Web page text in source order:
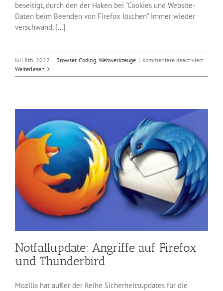
beseitigt, durch den der Haken bei "Cookies und Website-
Daten beim Beenden von Firefox löschen" immer wieder
verschwand, [...]
Juli 8th, 2022 | Browser, Coding, Webwerkzeuge | Kommentare deaktiviertfür
und
Weiterlesen
Notfallupdate: Angriffe auf Firefox
und Thunderbird
Mozilla hat außer der Reihe Sicherheitsupdates für die